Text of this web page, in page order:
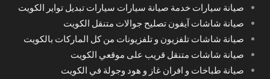
صيانة سيارات خدمة صيانة سيارات سيارات تبديل تواير الكويت
صيانة شاشات آيفون تصليح جوالات متنقل الكويت
صيانة شاشات تلفزيون و تلفزيونات من كل الماركات بالكويت
صيانة شاشات متنقل قريب على موقعي الكويت
صيانة طباخات و افران غاز و هود وجولة في الكويت